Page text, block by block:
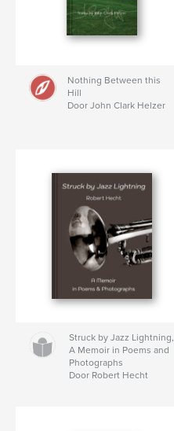
Nothing Between this
Hill
Door John Clark Helzer
Struck by Jazz Lightning,
A Memoir in Poems and
Photographs
Door Robert Hecht